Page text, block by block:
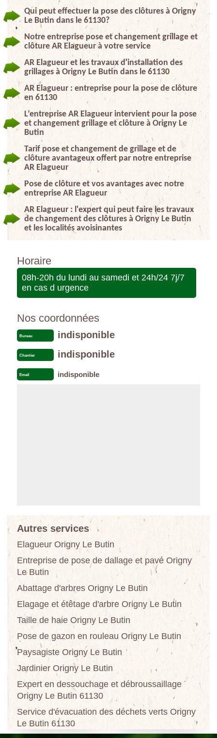
Qui peut effectuer la pose des clôtures à Origny
Le Butin dans le 61130?
Notre entreprise pose et changement grillage et
clôture AR Elagueur à votre service
AR Elagueur et les travaux d'installation des
grillages à Origny Le Butin dans le 61130
AR Elagueur : entreprise pour la pose de clôture
en 61130
L’entreprise AR Elagueur intervient pour la pose
et changement grillage et clôture à Origny Le
Butin
Tarif pose et changement de grillage et de
clôture avantageux offert par notre entreprise
AR Elagueur
Pose de clôture et vos avantages avec notre
entreprise AR Elagueur
AR Elagueur : l'expert qui peut faire les travaux
de changement des clôtures à Origny Le Butin
et les localités avoisinantes
Horaire
08h-20h du lundi au samedi et 24h/24 7j/7
en cas d urgence
Nos coordonnées
Bureau indisponible
Chantier indisponible
Email indisponible
Autres services
Elagueur Origny Le Butin
Entreprise de pose de dallage et pavé Origny
Le Butin
Abattage d'arbres Origny Le Butin
Elagage et étêtage d'arbre Origny Le Butin
Taille de haie Origny Le Butin
Pose de gazon en rouleau Origny Le Butin
Paysagiste Origny Le Butin
Jardinier Origny Le Butin
Expert en dessouchage et débroussaillage
Origny Le Butin 61130
Service d'évacuation des déchets verts Origny
Le Butin 61130